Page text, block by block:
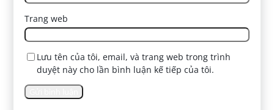
Trang web
Lưu tên của tôi, email, và trang web trong trình
duyệt này cho lần bình luận kế tiếp của tôi.